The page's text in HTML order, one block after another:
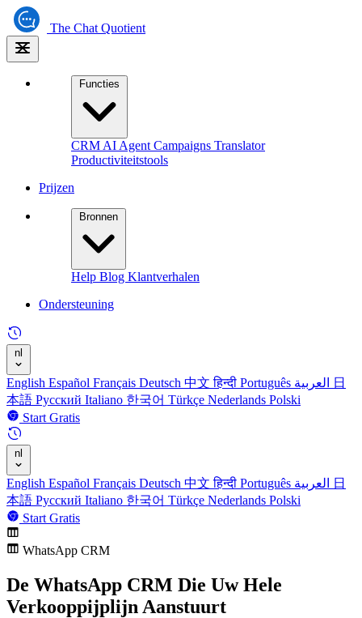
The Chat Quotient
Functies
CRM AI Agent Campaigns Translator
Productiviteitstools
Prijzen
Bronnen
Help Blog Klantverhalen
Ondersteuning
nl
English Español Français Deutsch 中文हिन्दी Português
日
本語 Русский Italiano 한국어 Türkçe Nederlands Polski
Start Gratis
nl
English Español Français Deutsch 中文हिन्दी Português
日
本語 Русский Italiano 한국어 Türkçe Nederlands Polski
Start Gratis
WhatsApp CRM
De WhatsApp CRM Die Uw Hele
Verkooppijplijn Aanstuurt